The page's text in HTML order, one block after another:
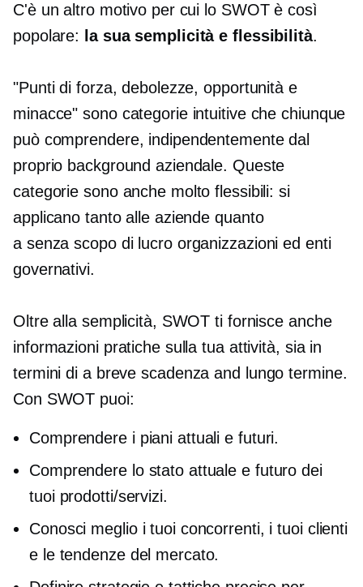
C'è un altro motivo per cui lo SWOT è così
popolare:
la sua semplicità e flessibilità.
"Punti di forza, debolezze, opportunità e
minacce" sono categorie intuitive che chiunque
può comprendere, indipendentemente dal
proprio background aziendale. Queste
categorie sono anche molto flessibili: si
applicano tanto alle aziende quanto
a senza scopo di lucroorganizzazioni ed enti
governativi.
Oltre alla semplicità, SWOT ti fornisce anche
informazioni pratiche sulla tua attività, sia in
termini di a breve scadenza and
lungo termine.
Con SWOT puoi:
Comprendere i piani attuali e futuri.
Comprendere lo stato attuale e futuro dei
tuoi prodotti/servizi.
Conosci meglio i tuoi concorrenti, i tuoi clienti
e le tendenze del mercato.